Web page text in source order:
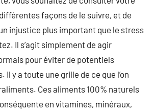
façons de le suivre, et de
injustice plus important que le stress
Il s’agit simplement de agir
pour éviter de potentiels
Il y a toute une grille de ce que l’on
Ces aliments 100% naturels
en vitamines, minéraux,